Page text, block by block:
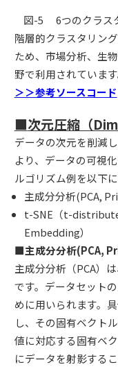
図-5 6つのクラス
階層的クラスタリン
ため、市場分析、生
野で利用されています
＞＞参考ソースコード
■次元圧縮（
データの次元を削減
より、データの可視
ルゴリズム例を以下に
主成分分析(PCA,
t-SNE（t-
Embedding）
■主成分分析(PCA,
主成分分析（PCA）
です。データセット
めに用いられます。
し、その固有ベクト
値に対応する固有ベ
にデータを射影する